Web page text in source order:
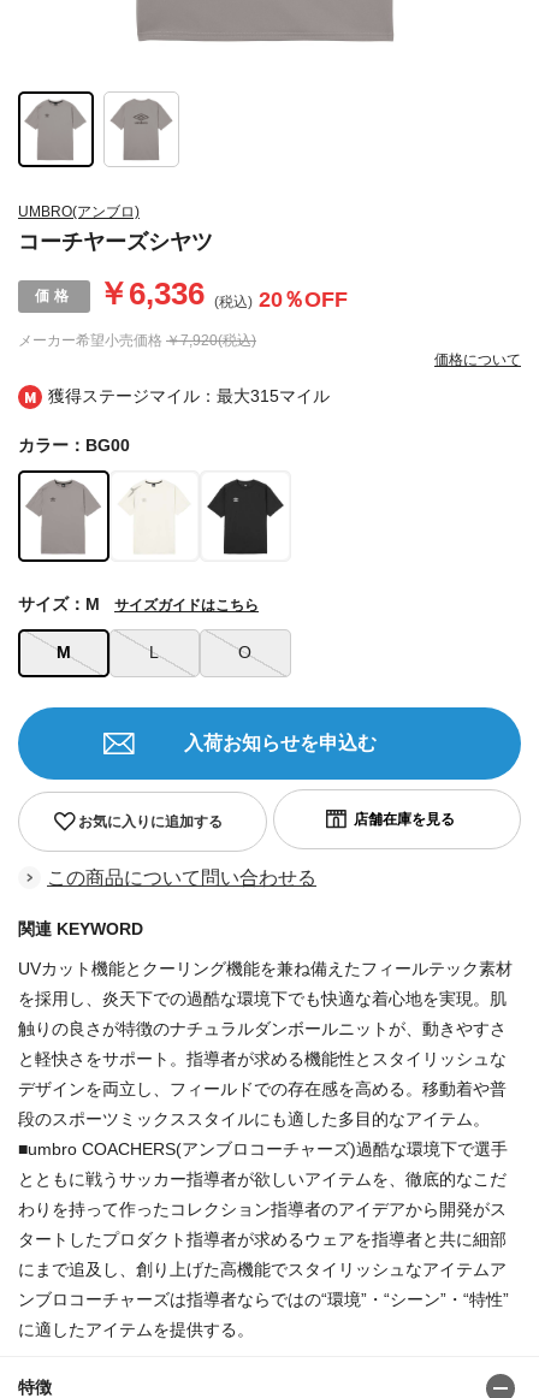
獲得ステージマイル：最大315マイル
UMBRO(アンブロ)
コーチヤーズシヤツ
メーカー希望小売価格 ￥7,920(税込)
￥6,336 (税込) 20％OFF
価格について
カラー：BG00
M L O
サイズ：M サイズガイドはこちら
お気に入りに追加する
入荷お知らせを申込む
この商品について問い合わせる
関連 KEYWORD
UVカット機能とクーリング機能を兼ね備えたフィールテック素材
を採用し、炎天下での過酷な環境下でも快適な着心地を実現。肌
触りの良さが特徴のナチュラルダンボールニットが、動きやすさ
と軽快さをサポート。指導者が求める機能性とスタイリッシュな
デザインを両立し、フィールドでの存在感を高める。移動着や普
段のスポーツミックススタイルにも適した多目的なアイテム。
■umbro COACHERS(アンブロコーチャーズ)過酷な環境下で選手
とともに戦うサッカー指導者が欲しいアイテムを、徹底的なこだ
わりを持って作ったコレクション指導者のアイデアから開発がス
タートしたプロダクト指導者が求めるウェアを指導者と共に細部
にまで追及し、創り上げた高機能でスタイリッシュなアイテムア
ンブロコーチャーズは指導者ならではの“環境”・“シーン”・“特性”
に適したアイテムを提供する。
特徴